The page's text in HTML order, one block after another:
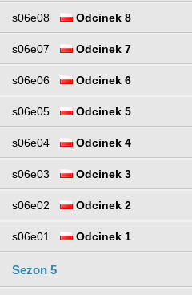
s06e08 Odcinek 8
s06e07 Odcinek 7
s06e06 Odcinek 6
s06e05 Odcinek 5
s06e04 Odcinek 4
s06e03 Odcinek 3
s06e02 Odcinek 2
s06e01 Odcinek 1
Sezon 5